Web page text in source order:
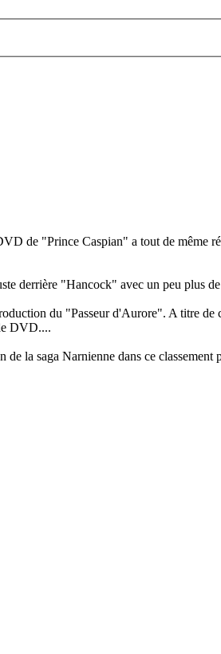
de "Prince Caspian" a tout de même
derrière "Hancock" avec un peu plus
du "Passeur d'Aurore". A titre
DVD....
la saga Narnienne dans ce